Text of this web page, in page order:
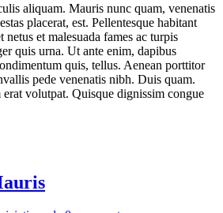
aliquam. Mauris nunc quam, venenatis
placerat, est. Pellentesque habitant
netus et malesuada fames ac turpis
quis urna. Ut ante enim, dapibus
quis, tellus. Aenean porttitor
pede venenatis nibh. Duis quam.
volutpat. Quisque dignissim congue